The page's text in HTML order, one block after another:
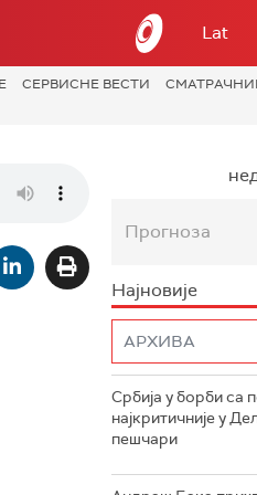
Lat
СЕРВИСНЕ ВЕСТИ
Прогноза
Најновије
Србија у борби са
најкритичније у
пешчари